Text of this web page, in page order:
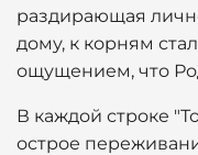
раздирающая
дому, к корням
ощущением, что
В каждой строке
острое